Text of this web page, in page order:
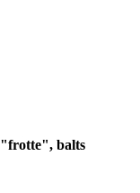
balts